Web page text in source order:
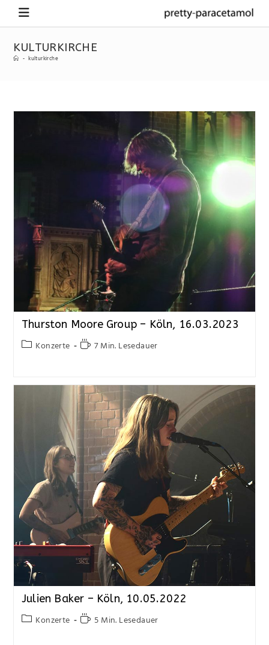
KULTURKIRCHE
- kulturkirche
Thurston Moore Group – Köln, 16.03.2023
Konzerte 7 Min. Lesedauer
Julien Baker – Köln, 10.05.2022
Konzerte 5 Min. Lesedauer